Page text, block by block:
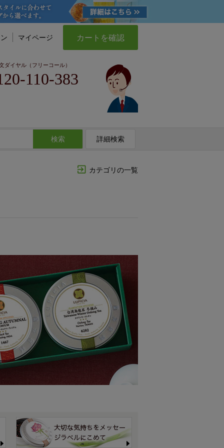
マイページ カートを確認
ダイヤル（フリーコール）
110-383
検索 詳細検索
カテゴリの一覧